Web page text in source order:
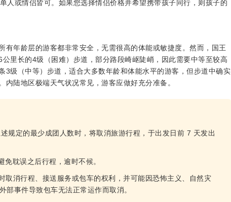
人或情侣皆可。如果您选择情侣价格并希望携带孩子同行，则孩子的
有年龄层的游客都非常安全，无需很高的体能或敏捷度。然而，国王
里长的4级（困难）步道，部分路段崎岖陡峭，因此需要中等至较高
3级（中等）步道，适合大多数年龄和体能水平的游客，但步道中确实
陆地区极端天气状况常见，游客应做好充分准备。
规定的最少成团人数时，将取消旅游行程，于出发日前 7 天发出
耽误之后行程，逾时不候。
消行程、接送服务或包车的权利，并可能因恐怖主义、自然灾
部事件导致包车无法正常运作而取消。